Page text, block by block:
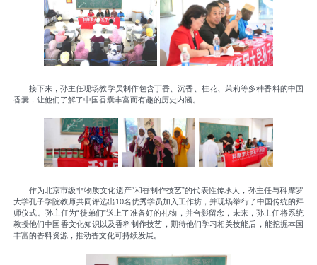
接下来，孙主任现场教学员制作包含丁香、沉香、桂花、茉莉等多种香料的中国
香囊，让他们了解了中国香囊丰富而有趣的历史内涵。
作为北京市级非物质文化遗产“和香制作技艺”的代表性传承人，孙主任与科摩罗
大学孔子学院教师共同评选出10名优秀学员加入工作坊，并现场举行了中国传统的拜
师仪式。孙主任为“徒弟们”送上了准备好的礼物，并合影留念，未来，孙主任将系统
教授他们中国香文化知识以及香料制作技艺，期待他们学习相关技能后，能挖掘本国
丰富的香料资源，推动香文化可持续发展。